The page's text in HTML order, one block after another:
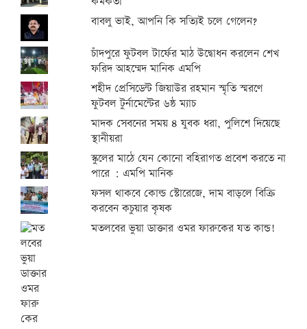
বাবলু ভাই, আপনি কি সত্যিই চলে গেলেন?
চাঁদপুরে ফুটবল টার্ফের মাঠ উদ্বোধন করলেন শেখ
ফরিদ আহম্মেদ মানিক এমপি
শহীদ প্রেসিডেন্ট জিয়াউর রহমান স্মৃতি স্মরণে
ফুটবল টুর্নামেন্টের ৬ষ্ঠ ম্যাচ
মাদক সেবনের সময় ৪ যুবক ধরা, পুলিশে দিয়েছে
স্থানীয়রা
স্কুলের মাঠে যেন কোনো বহিরাগত প্রবেশ করতে না
পারে : এমপি মানিক
ফসল থাকবে কোল্ড স্টোরেজে, দাম বাড়লে বিক্রি
করবেন কচুয়ার কৃষক
মতলবের ভুয়া ডাক্তার ওমর ফারুকের যত কান্ড!